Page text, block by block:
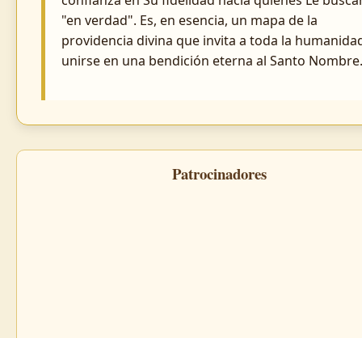
"en verdad". Es, en esencia, un mapa de la
providencia divina que invita a toda la
unirse en una bendición eterna al Santo Nombre.
Patrocinadores